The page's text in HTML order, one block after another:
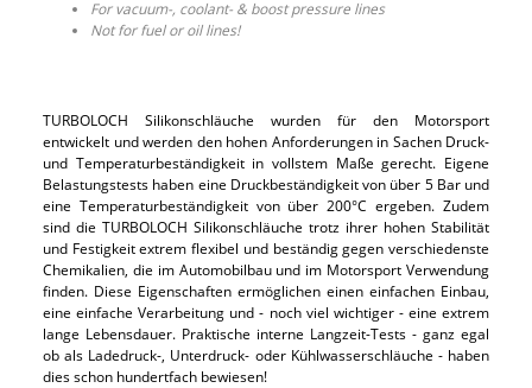
For vacuum-, coolant- & boost pressure lines
Not for fuel or oil lines!
TURBOLOCH Silikonschläuche wurden für den Motorsport
entwickelt und werden den hohen Anforderungen in Sachen Druck-
und Temperaturbeständigkeit in vollstem Maße gerecht. Eigene
Belastungstests haben eine Druckbeständigkeit von über 5 Bar und
eine Temperaturbeständigkeit von über 200°C ergeben. Zudem
sind die TURBOLOCH Silikonschläuche trotz ihrer hohen Stabilität
und Festigkeit extrem flexibel und beständig gegen verschiedenste
Chemikalien, die im Automobilbau und im Motorsport Verwendung
finden. Diese Eigenschaften ermöglichen einen einfachen Einbau,
eine einfache Verarbeitung und - noch viel wichtiger - eine extrem
lange Lebensdauer. Praktische interne Langzeit-Tests - ganz egal
ob als Ladedruck-, Unterdruck- oder Kühlwasserschläuche - haben
dies schon hundertfach bewiesen!